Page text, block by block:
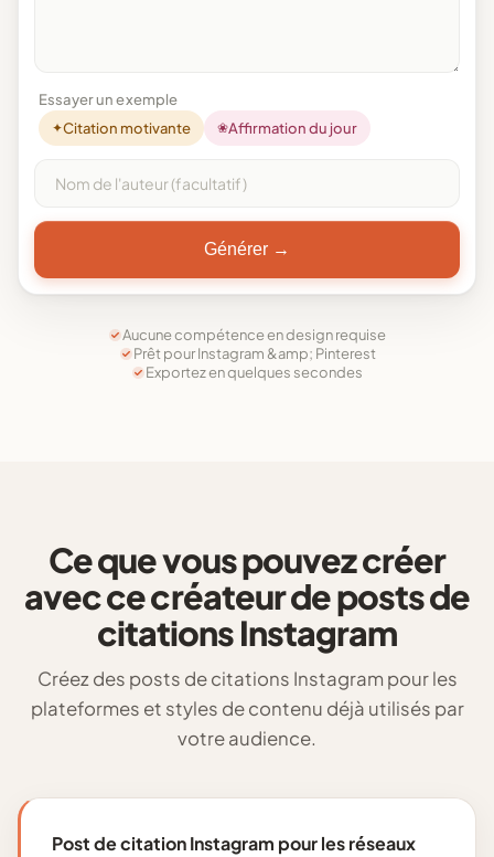
Essayer un exemple
✦Citation motivante ❀Affirmation du jour
Générer →
Aucune compétence en design requise
Prêt pour Instagram &amp; Pinterest
Exportez en quelques secondes
Ce que vous pouvez créer
avec ce créateur de posts de
citations Instagram
Créez des posts de citations Instagram pour les
plateformes et styles de contenu déjà utilisés par
votre audience.
Post de citation Instagram pour les réseaux